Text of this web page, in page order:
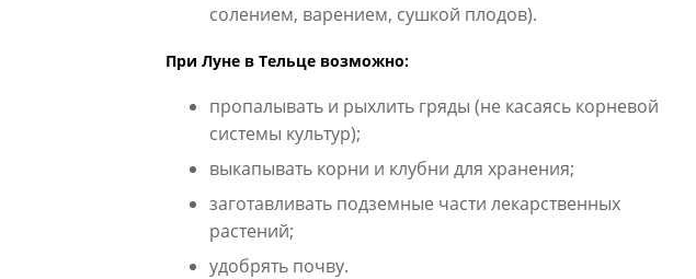
солением, варением, сушкой плодов).
При Луне в Тельце возможно:
пропалывать и рыхлить гряды (не касаясь корневой
системы культур);
выкапывать корни и клубни для хранения;
заготавливать подземные части лекарственных
растений;
удобрять почву.